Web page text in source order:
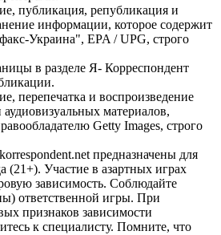
публикация, републикация и
информации, которое содержит
Украина", EPA / UPG, строго
в разделе Я- Корреспондент
перепечатка и воспроизведение
материалов,
Getty Images, строго
предназначены для
(21+). Участие в азартных играх
зависимость. Соблюдайте
ответственной игры. При
признаков зависимости
к специалисту. Помните, что